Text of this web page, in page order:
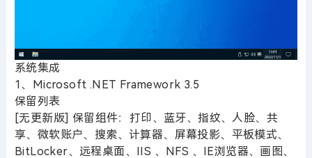
系统集成
1、Microsoft .NET Framework 3.5
保留列表
[无更新版] 保留组件：打印、蓝牙、指纹、人脸、共
享、微软账户、搜索、计算器、屏幕投影、平板模式、
BitLocker、远程桌面、IIS 、NFS 、IE浏览器、画图、